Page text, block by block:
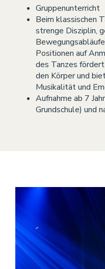
Gruppenunterricht
Beim klassischen
strenge Disziplin,
Positionen auf
des Tanzes
den Körper und
Musikalität und
Aufnahme ab 7
Grundschule) und